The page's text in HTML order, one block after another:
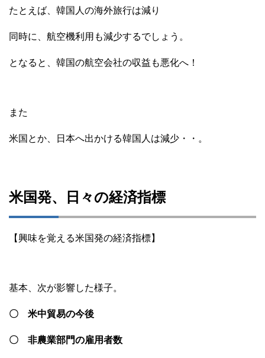
たとえば、韓国人の海外旅行は減り
同時に、航空機利用も減少するでしょう。
となると、韓国の航空会社の収益も悪化へ！
また
米国とか、日本へ出かける韓国人は減少・・。
米国発、日々の経済指標
【興味を覚える米国発の経済指標】
基本、次が影響した様子。
〇 米中貿易の今後
〇 非農業部門の雇用者数